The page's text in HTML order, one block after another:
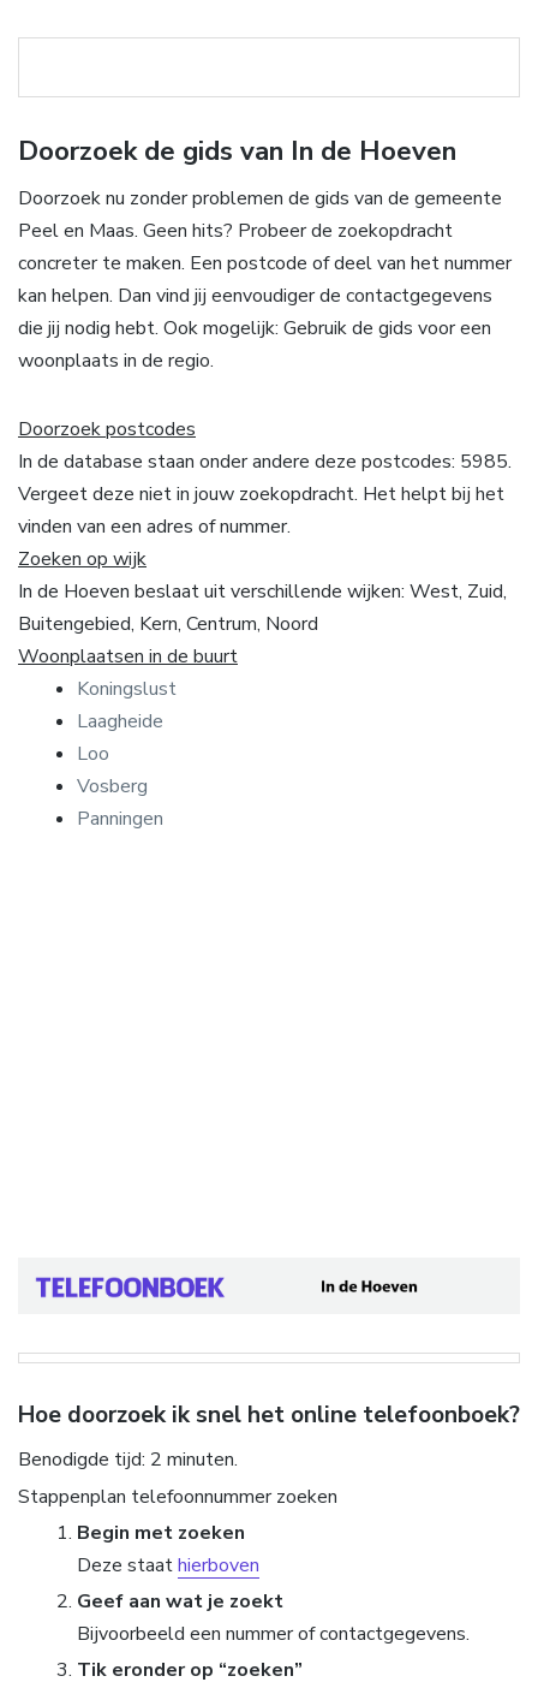
Doorzoek de gids van In de Hoeven
Doorzoek nu zonder problemen de gids van de gemeente
Peel en Maas. Geen hits? Probeer de zoekopdracht
concreter te maken. Een postcode of deel van het nummer
kan helpen. Dan vind jij eenvoudiger de contactgegevens
die jij nodig hebt. Ook mogelijk: Gebruik de gids voor een
woonplaats in de regio.
Doorzoek postcodes
In de database staan onder andere deze postcodes: 5985.
Vergeet deze niet in jouw zoekopdracht. Het helpt bij het
vinden van een adres of nummer.
Zoeken op wijk
In de Hoeven beslaat uit verschillende wijken: West, Zuid,
Buitengebied, Kern, Centrum, Noord
Woonplaatsen in de buurt
Koningslust
Laagheide
Loo
Vosberg
Panningen
Hoe doorzoek ik snel het online telefoonboek?
Benodigde tijd: 2 minuten.
Stappenplan telefoonnummer zoeken
Begin met zoeken
Deze staathierboven
Geef aan wat je zoekt
Bijvoorbeeld een nummer of contactgegevens.
Tik eronder op “zoeken”